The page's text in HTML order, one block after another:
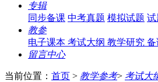
专辑
同步备课 中考真题 模拟试题 试
教参
电子课本 考试大纲 教学研究 备
留言中心
当前位置： 首页 > 教学参考> 考试大